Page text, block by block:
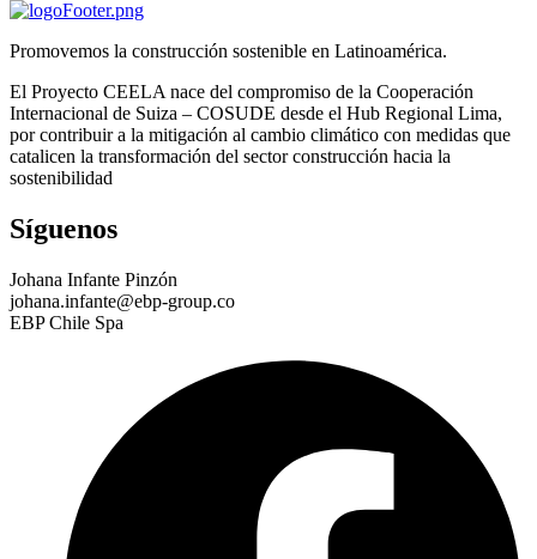
Promovemos la construcción sostenible en Latinoamérica.
El Proyecto CEELA nace del compromiso de la Cooperación
Internacional de Suiza – COSUDE desde el Hub Regional Lima,
por contribuir a la mitigación al cambio climático con medidas que
catalicen la transformación del sector construcción hacia la
sostenibilidad
Síguenos
Johana Infante Pinzón
johana.infante@ebp-group.co
EBP Chile Spa